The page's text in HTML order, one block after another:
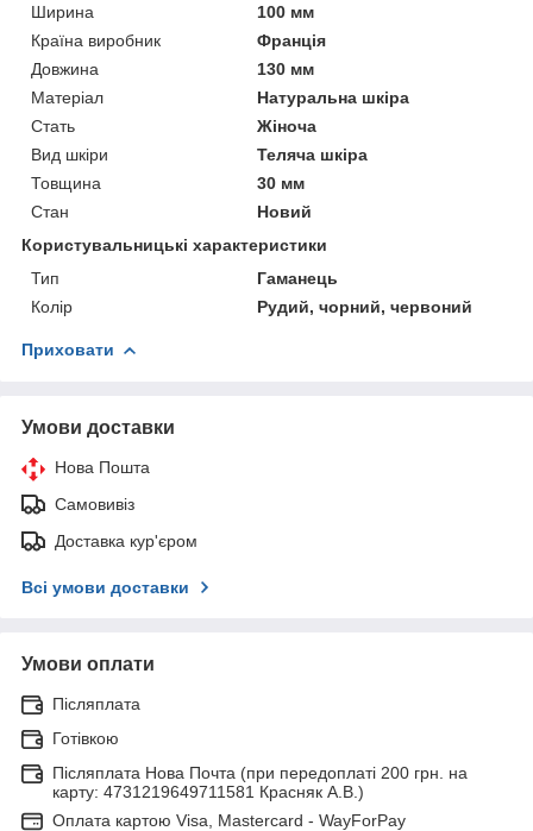
Ширина
100 мм
Країна виробник
Франція
Довжина
130 мм
Матеріал
Натуральна шкіра
Стать
Жіноча
Вид шкіри
Теляча шкіра
Товщина
30 мм
Стан
Новий
Користувальницькі характеристики
Тип
Гаманець
Колір
Рудий, чорний, червоний
Приховати
Умови доставки
Нова Пошта
Самовивіз
Доставка кур'єром
Всі умови доставки
Умови оплати
Післяплата
Готівкою
Післяплата Нова Почта (при передоплаті 200 грн. на
карту: 4731219649711581 Красняк А.В.)
Оплата картою Visa, Mastercard - WayForPay